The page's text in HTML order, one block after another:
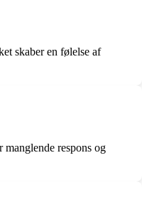
skaber en følelse af
respons og